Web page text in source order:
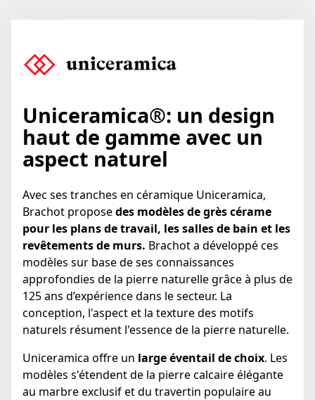
Uniceramica®: un design
haut de gamme avec un
aspect naturel
Avec ses tranches en céramique Uniceramica,
Brachot proposedes modèles de grès cérame
pour les plans de travail, les salles de bain et les
revêtements de murs. Brachot a développé ces
modèles sur base de ses connaissances
approfondies de la pierre naturelle grâce à plus de
125 ans d’expérience dans le secteur. La
conception, l'aspect et la texture des motifs
naturels résument l'essence de la pierre naturelle.
Uniceramica offre un large éventail de choix. Les
modèles s'étendent de la pierre calcaire élégante
au marbre exclusif et du travertin populaire au